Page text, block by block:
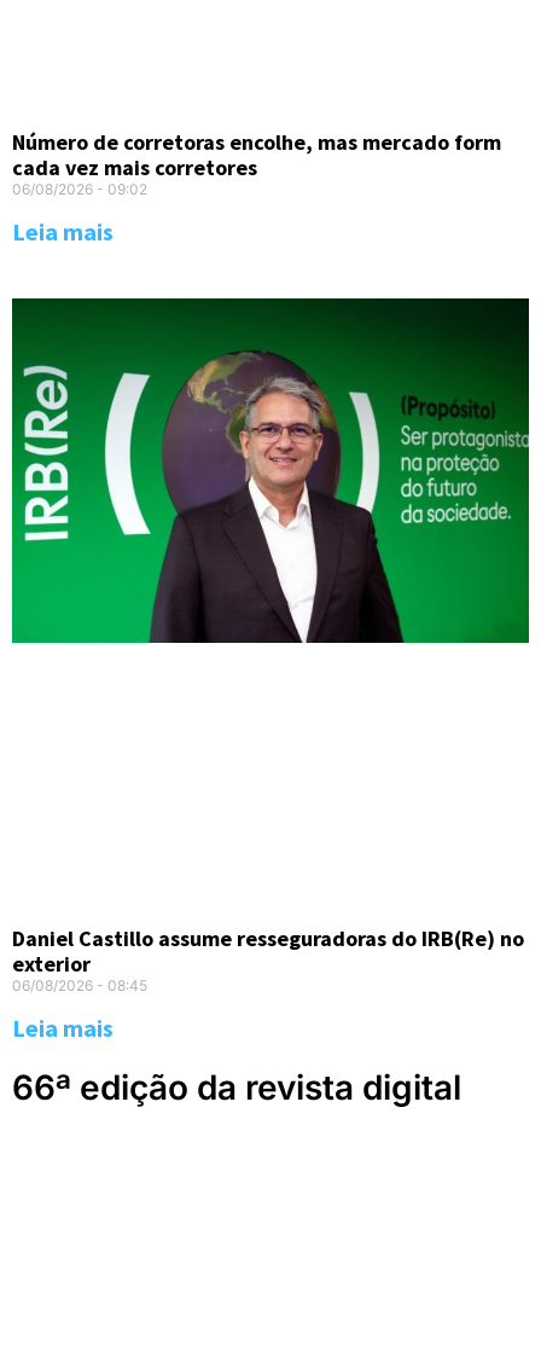
Número de corretoras encolhe, mas mercado form
cada vez mais corretores
06/08/2026 09:02
Leia mais
Daniel Castillo assume resseguradoras do IRB(Re) no
exterior
06/08/2026 08:45
Leia mais
66ª edição da revista digital